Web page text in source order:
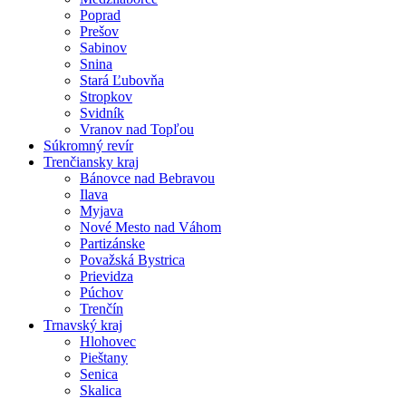
Poprad
Prešov
Sabinov
Snina
Stará Ľubovňa
Stropkov
Svidník
Vranov nad Topľou
Súkromný revír
Trenčiansky kraj
Bánovce nad Bebravou
Ilava
Myjava
Nové Mesto nad Váhom
Partizánske
Považská Bystrica
Prievidza
Púchov
Trenčín
Trnavský kraj
Hlohovec
Pieštany
Senica
Skalica